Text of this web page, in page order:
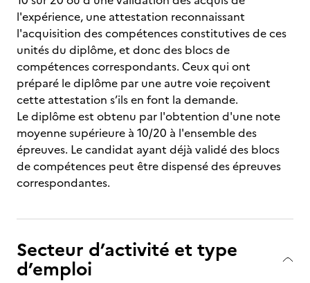
l'expérience, une attestation reconnaissant
l'acquisition des compétences constitutives de ces
unités du diplôme, et donc des blocs de
compétences correspondants. Ceux qui ont
préparé le diplôme par une autre voie reçoivent
cette attestation s’ils en font la demande.
Le diplôme est obtenu par l'obtention d'une note
moyenne supérieure à 10/20 à l'ensemble des
épreuves. Le candidat ayant déjà validé des blocs
de compétences peut être dispensé des épreuves
correspondantes.
Secteur d’activité et type
d’emploi